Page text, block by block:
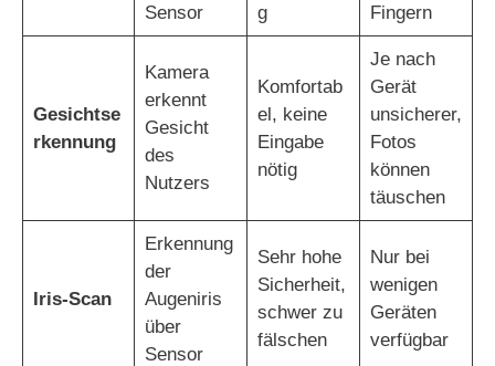
Sensor
g
Fingern
Gesichtse
rkennung
Kamera
erkennt
Gesicht
des
Nutzers
Komfortab
el, keine
Eingabe
nötig
Je nach
Gerät
unsicherer,
Fotos
können
täuschen
Iris-Scan
Erkennung
der
Augeniris
über
Sensor
Sehr hohe
Sicherheit,
schwer zu
fälschen
Nur bei
wenigen
Geräten
verfügbar